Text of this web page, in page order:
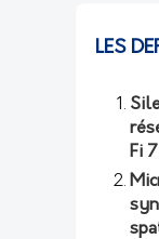
LES
Fi